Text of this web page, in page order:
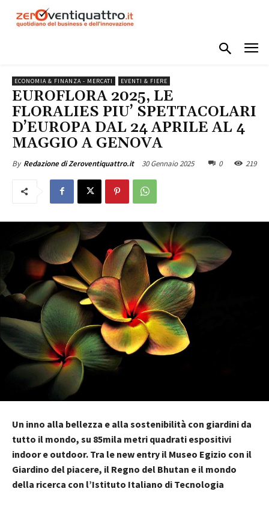
ECONOMIA & FINANZA - MERCATI EVENTI & FIERE
EUROFLORA 2025, LE
FLORALIES PIU’ SPETTACOLARI
D’EUROPA DAL 24 APRILE AL 4
MAGGIO A GENOVA
By Redazione di Zeroventiquattro.it 30 Gennaio 2025 0 219
Un inno alla bellezza e alla sostenibilità con giardini da
tutto il mondo, su 85mila metri quadrati espositivi
indoor e outdoor. Tra le new entry il Museo Egizio con il
Giardino del piacere, il Regno del Bhutan e il mondo
della ricerca con l’Istituto Italiano di Tecnologia